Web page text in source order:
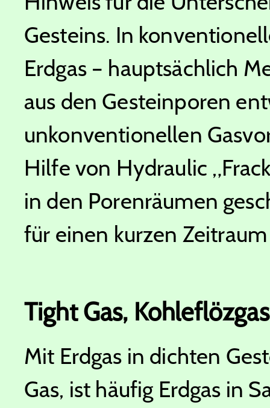
Gesteins. In
Erdgas – hauptsächlich
aus den Gesteinporen
unkonventionellen
Hilfe von Hydraulic
in den Porenräumen
für einen kurzen
Tight Gas,
Mit Erdgas in dichten
Gas, ist häufig Erdgas in